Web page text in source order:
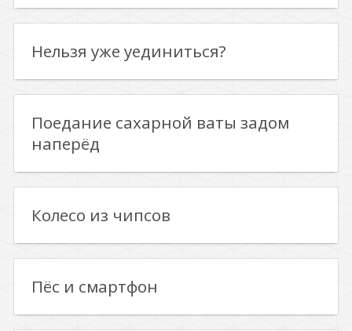
Нельзя уже уединиться?
Поедание сахарной ваты задом
наперёд
Колесо из чипсов
Пёс и смартфон